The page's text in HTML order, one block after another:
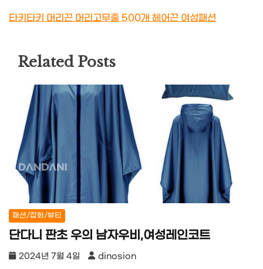
타키타키 머리끈 머리고무줄 500개 헤어끈 여성패션
Related Posts
패션/잡화/뷰티
단다니 판초 우의 남자우비,여성레인코트
2024년 7월 4일 dinosion